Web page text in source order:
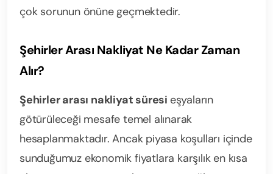
çok sorunun önüne geçmektedir.
Şehirler Arası Nakliyat Ne Kadar Zaman
Alır?
Şehirler arası nakliyat süresi eşyaların
götürüleceği mesafe temel alınarak
hesaplanmaktadır. Ancak piyasa koşulları içinde
sunduğumuz ekonomik fiyatlara karşılık en kısa